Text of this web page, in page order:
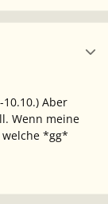
Aber
Wenn meine
*gg*